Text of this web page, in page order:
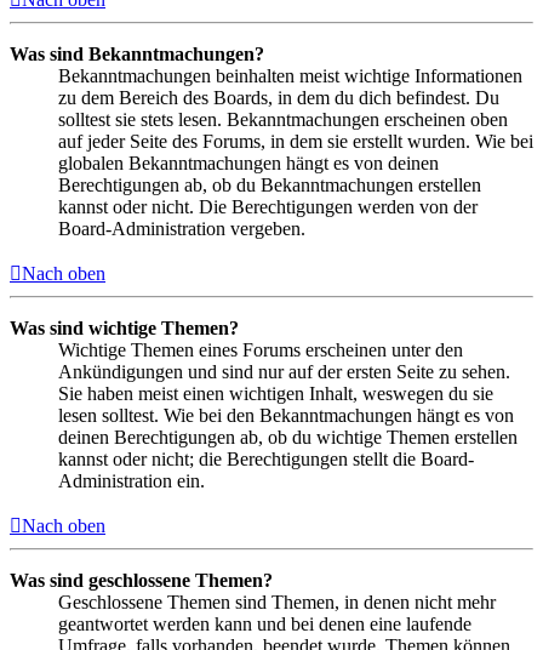
Was sind Bekanntmachungen?
Bekanntmachungen beinhalten meist wichtige Informationen
zu dem Bereich des Boards, in dem du dich befindest. Du
solltest sie stets lesen. Bekanntmachungen erscheinen oben
auf jeder Seite des Forums, in dem sie erstellt wurden. Wie bei
globalen Bekanntmachungen hängt es von deinen
Berechtigungen ab, ob du Bekanntmachungen erstellen
kannst oder nicht. Die Berechtigungen werden von der
Board-Administration vergeben.
Nach oben
Was sind wichtige Themen?
Wichtige Themen eines Forums erscheinen unter den
Ankündigungen und sind nur auf der ersten Seite zu sehen.
Sie haben meist einen wichtigen Inhalt, weswegen du sie
lesen solltest. Wie bei den Bekanntmachungen hängt es von
deinen Berechtigungen ab, ob du wichtige Themen erstellen
kannst oder nicht; die Berechtigungen stellt die Board-
Administration ein.
Nach oben
Was sind geschlossene Themen?
Geschlossene Themen sind Themen, in denen nicht mehr
geantwortet werden kann und bei denen eine laufende
Umfrage, falls vorhanden, beendet wurde. Themen können